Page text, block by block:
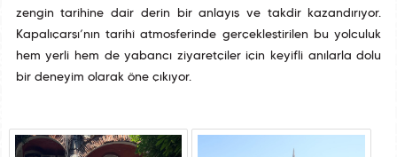
zengin tarihine dair derin bir anlayış ve takdir kazandırıyor.
Kapalıçarşı’nın tarihî atmosferinde gerçekleştirilen bu yolculuk
hem yerli hem de yabancı ziyaretçiler için keyifli anılarla dolu
bir deneyim olarak öne çıkıyor.